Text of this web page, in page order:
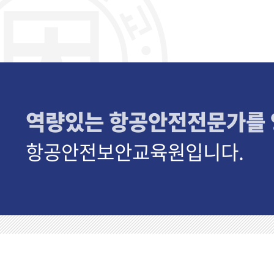
역량있는 항공안전전문가를
항공안전보안교육원입니다.